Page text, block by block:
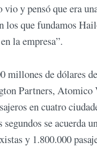
y pensó que era
los que fundamos
la empresa”.
millones de dólares
Partners,
en cuatro
se acuerda
y 1.800.000